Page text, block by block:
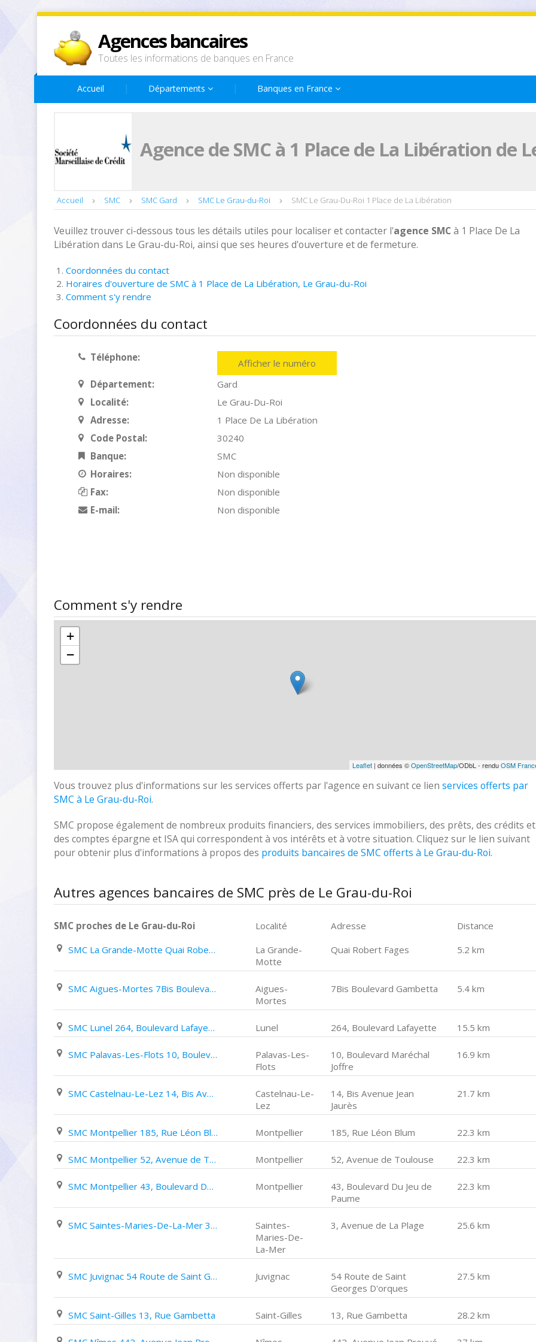
Agences bancaires
Toutes les informations de banques en France
Accueil Départements Banques en France
Agence de SMC à 1 Place de La Libération de
Accueil SMC SMC Gard SMC Le Grau-du-Roi SMC Le Grau-Du-Roi 1 Place de La Libération
Veuillez trouver ci-dessous tous les détails utiles pour localiser et contacter l'agence SMC à 1 Place De La
Libération dans Le Grau-du-Roi, ainsi que ses heures d'ouverture et de fermeture.
Coordonnées du contact
Horaires d'ouverture de SMC à 1 Place de La Libération, Le Grau-du-Roi
Comment s'y rendre
Coordonnées du contact
Téléphone:
Afficher le numéro
Département:
Gard
Localité:
Le Grau-Du-Roi
Adresse:
1 Place De La Libération
Code Postal:
30240
Banque:
SMC
Horaires:
Non disponible
Fax:
Non disponible
E-mail:
Non disponible
Comment s'y rendre
+
−
Leaflet| données ©OpenStreetMap/ODbL - renduOSM
Vous trouvez plus d'informations sur les services offerts par l'agence en suivant ce lien services offerts par
SMC à Le Grau-du-Roi.
SMC propose également de nombreux produits financiers, des services immobiliers, des prêts, des crédits et
des comptes épargne et ISA qui correspondent à vos intérêts et à votre situation. Cliquez sur le lien suivant
pour obtenir plus d'informations à propos des produits bancaires de SMC offerts à Le Grau-du-Roi.
Autres agences bancaires de SMC près de Le Grau-du-Roi
SMC proches de Le Grau-du-Roi Localité Adresse
Distance
SMC La Grande-Motte Quai Robert Fages
La Grande-
Motte
Quai Robert Fages 5.2 km
SMC Aigues-Mortes 7Bis Boulevard Gambetta
Aigues-
Mortes
7Bis Boulevard Gambetta 5.4 km
SMC Lunel 264, Boulevard Lafayette Lunel 264, Boulevard Lafayette 15.5 km
SMC Palavas-Les-Flots 10, Boulevard Maréchal Joffre
Palavas-Les-
Flots
10, Boulevard Maréchal
Joffre
16.9 km
SMC Castelnau-Le-Lez 14, Bis Avenue Jean Jaurès
Castelnau-Le-
Lez
14, Bis Avenue Jean
Jaurès
21.7 km
SMC Montpellier 185, Rue Léon Blum Montpellier 185, Rue Léon Blum 22.3 km
SMC Montpellier 52, Avenue de Toulouse Montpellier 52, Avenue de Toulouse 22.3 km
SMC Montpellier 43, Boulevard Du Jeu de Paume Montpellier
43, Boulevard Du Jeu de
Paume
22.3 km
SMC Saintes-Maries-De-La-Mer 3, Avenue de La Plage
Saintes-
Maries-De-
La-Mer
3, Avenue de La Plage 25.6 km
SMC Juvignac 54 Route de Saint Georges D'orques Juvignac
54 Route de Saint
Georges D'orques
27.5 km
SMC Saint-Gilles 13, Rue Gambetta Saint-Gilles 13, Rue Gambetta 28.2 km